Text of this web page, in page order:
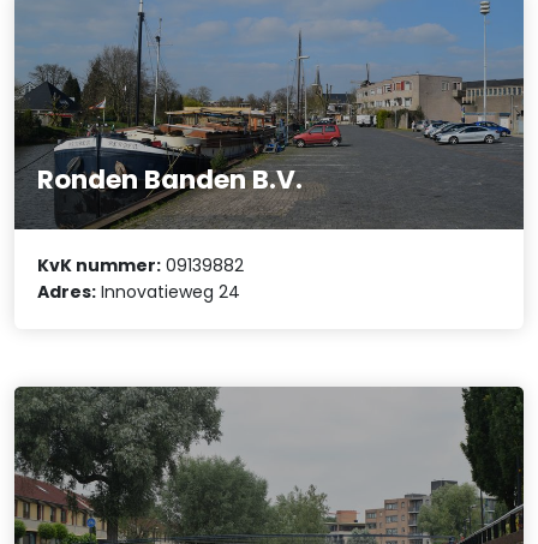
Ronden Banden B.V.
KvK nummer: 09139882
Adres: Innovatieweg 24